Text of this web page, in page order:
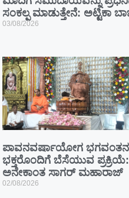
ಸಂಕಲ್ಪ ಮಾಡುತ್ತೇನೆ: ಅಟ್ಟಿಕಾ
03/08/2026
ಪಾವನವರ್ಷಾಯೋಗ
ಭಕ್ತರೊಂದಿಗೆ ಬೆಸೆಯುವ ಪ್ರಕ್ರಿಯೆ:
ಅನೇಕಾಂತ ಸಾಗರ್ ಮಹಾರಾಜ್
02/08/2026